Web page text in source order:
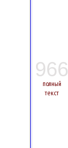
966
полный
текст